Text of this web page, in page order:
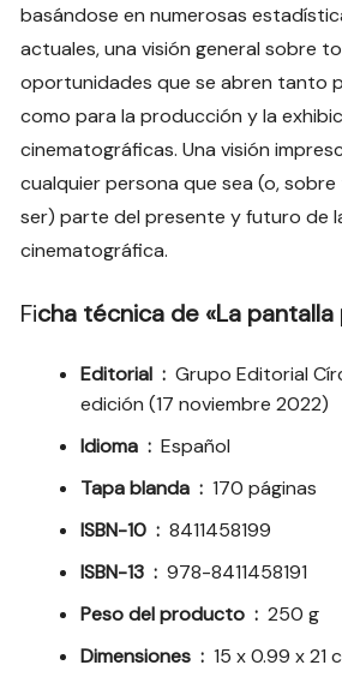
basándose en numerosas
actuales, una visión general sobre
oportunidades que se abren tanto
como para la producción y la
cinematográficas. Una visión
cualquier persona que sea (o,
ser) parte del presente y futuro de
cinematográfica.
Ficha técnica de «La pantalla
Editorial ‏ : ‎Grupo Editorial
edición (17 noviembre 2022)
Idioma ‏ : ‎Español
Tapa blanda ‏ : ‎170 páginas
ISBN-10 ‏ : ‎8411458199
ISBN-13 ‏ : ‎978-8411458191
Peso del producto ‏ : ‎250 g
Dimensiones ‏ : ‎15 x 0.99 x 21